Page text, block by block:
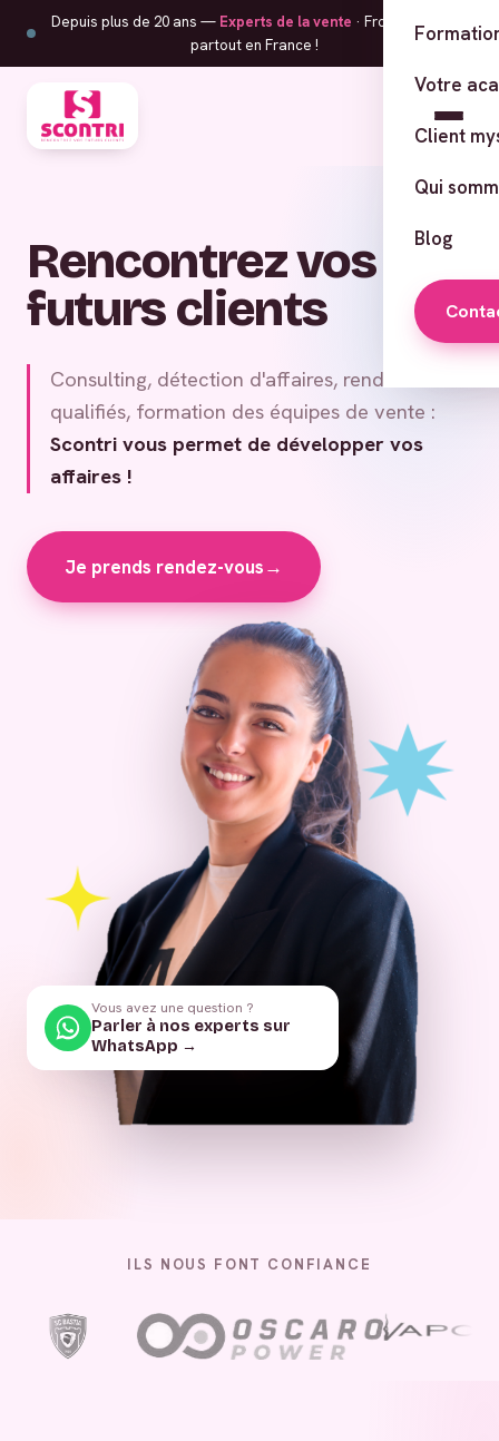
Depuis plus de 20 ans — Experts de la vente · From Corsica,
partout en France !
Votre
Client
Qui
Blog
Rencontrez vos
futurs clients
Consulting, détection d'affaires, rendez-vous
qualifiés, formation des équipes de vente :
Scontri vous permet de développer vos
affaires !
Je prends rendez-vous→
Vous avez une question ?
Parler à nos experts sur
WhatsApp →
ILS NOUS FONT CONFIANCE